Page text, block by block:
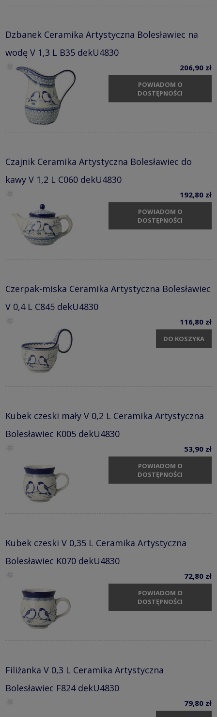
Dzbanek Ceramika Artystyczna Bolesławiec na
wodę V 1,3 L B35 dekU4830
206,90 zł
POWIADOM O
DOSTĘPNOŚCI
Czajnik Ceramika Artystyczna Bolesławiec do
kawy V 1,2 L C060 dekU4830
192,80 zł
POWIADOM O
DOSTĘPNOŚCI
Czerpak-miska Ceramika Artystyczna Bolesławiec
V 0,4 L C845 dekU4830
116,80 zł
DO KOSZYKA
Kubek czeski mały V 0,2 L Ceramika Artystyczna
Bolesławiec K005 dekU4830
53,90 zł
POWIADOM O
DOSTĘPNOŚCI
Kubek czeski V 0,35 L Ceramika Artystyczna
Bolesławiec K070 dekU4830
72,80 zł
POWIADOM O
DOSTĘPNOŚCI
Filiżanka V 0,3 L Ceramika Artystyczna
Bolesławiec F824 dekU4830
79,80 zł